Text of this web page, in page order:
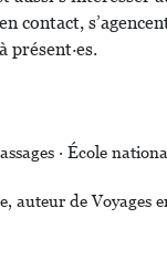
contact,
présent·es.
· École
auteur de Voyages